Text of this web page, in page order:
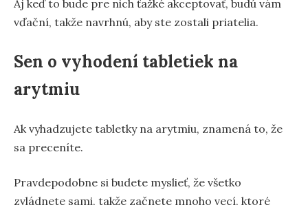
Aj keď to bude pre nich ťažké akceptovať, budú vám
vďační, takže navrhnú, aby ste zostali priatelia.
Sen o vyhodení tabletiek na
arytmiu
Ak vyhadzujete tabletky na arytmiu, znamená to, že
sa preceníte.
Pravdepodobne si budete myslieť, že všetko
zvládnete sami, takže začnete mnoho vecí, ktoré